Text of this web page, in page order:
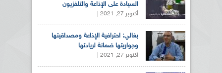
السيادة على الإذاعة والتلفزيون
أكتوبر 27, 2021 |
بغالي: احترافية الإذاعة ومصداقيتها
وجواريتها ضمانة لريادتها
أكتوبر 27, 2021 |